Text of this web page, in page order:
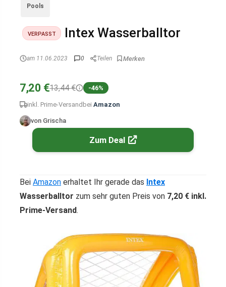
Pools
VERPASST Intex Wasserballtor
am 11.06.2023 0 Teilen
7,20 €13,44 € -46%
inkl. Prime-Versand bei Amazon
von Grischa
Zum Deal
Bei Amazon erhaltet Ihr gerade das Intex
Wasserballtor zum sehr guten Preis von 7,20 € inkl.
Prime-Versand.